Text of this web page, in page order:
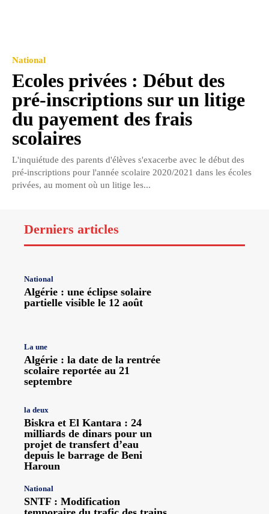
National
Ecoles privées : Début des
pré-inscriptions sur un litige
du payement des frais
scolaires
L'inquiétude des parents d'élèves s'exacerbe avec le début des
pré-inscriptions pour l'année scolaire 2020/2021 dans les écoles
privées, au moment où un litige les...
Derniers articles
National
Algérie : une éclipse solaire
partielle visible le 12 août
La une
Algérie : la date de la rentrée
scolaire reportée au 21
septembre
la deux
Biskra et El Kantara : 24
milliards de dinars pour un
projet de transfert d’eau
depuis le barrage de Beni
Haroun
National
SNTF : Modification